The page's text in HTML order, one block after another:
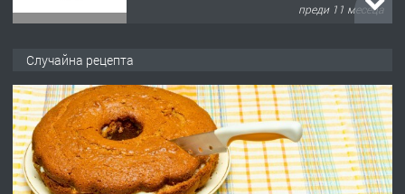
преди 11 месеца
преди 1 година
ПРЕДЛАГА Работа за общи работници
Случайна рецепта